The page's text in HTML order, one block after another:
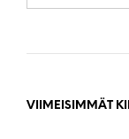
VIIMEISIMMÄT